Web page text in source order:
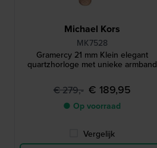
Michael Kors
MK7528
Gramercy 21 mm Klein elegant
quartzhorloge met unieke armband
€ 279,- € 189,95
● Op voorraad
Vergelijk